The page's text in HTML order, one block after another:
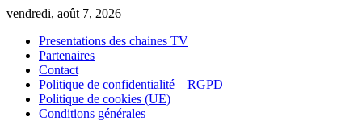
Skip
content
vendredi, août 7, 2026
Presentations des chaines TV
Partenaires
Contact
Politique de confidentialité – RGPD
Politique de cookies (UE)
Conditions générales